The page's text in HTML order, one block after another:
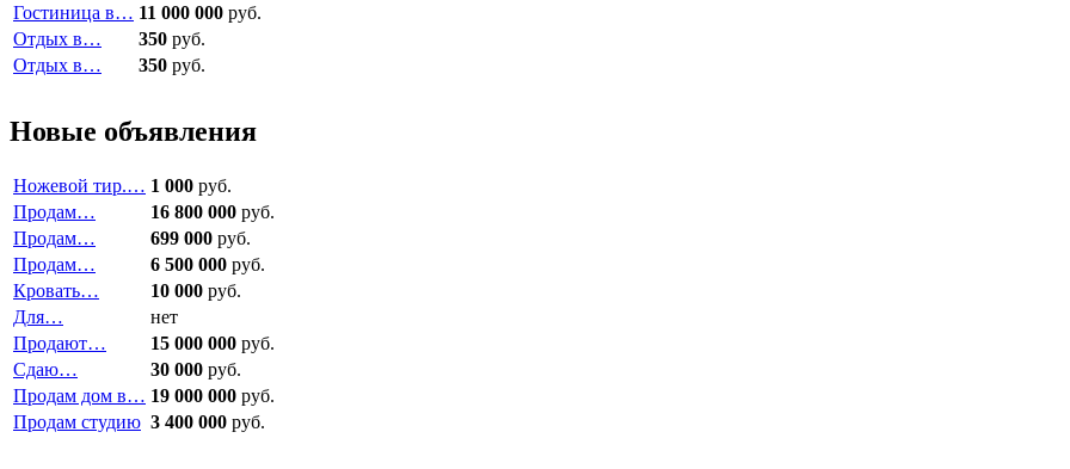
Гостиница в… 11 000 000 руб.
Отдых в…
350 руб.
Отдых в…
350 руб.
Новые объявления
Ножевой тир.… 1 000 руб.
Продам…
16 800 000 руб.
Продам…
699 000 руб.
Продам…
6 500 000 руб.
Кровать…
10 000 руб.
Для…
нет
Продают…
15 000 000 руб.
Сдаю…
30 000 руб.
Продам дом в… 19 000 000 руб.
Продам студию 3 400 000 руб.